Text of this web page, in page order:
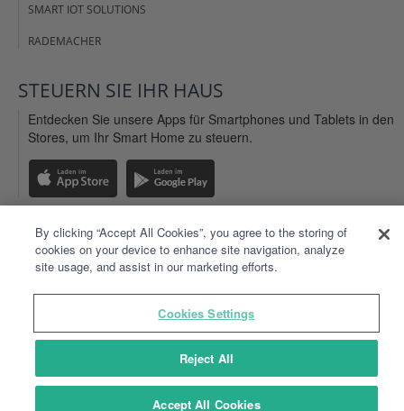
Installateur finden
SMART IOT SOLUTIONS
RADEMACHER
STEUERN SIE IHR HAUS
Entdecken Sie unsere Apps für Smartphones und Tablets in den
Stores, um Ihr Smart Home zu steuern.
IMPRESSUM
AGB WEBSITE
PERSÖNLICHE DATEN
SITEMAP
By clicking “Accept All Cookies”, you agree to the storing of
cookies on your device to enhance site navigation, analyze
site usage, and assist in our marketing efforts.
Cookies Settings
Reject All
Accept All Cookies